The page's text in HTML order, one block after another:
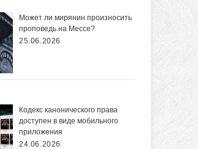
Может ли мирянин произносить
проповедь на Мессе?
25.06.2026
Кодекс канонического права
доступен в виде мобильного
приложения
24.06.2026